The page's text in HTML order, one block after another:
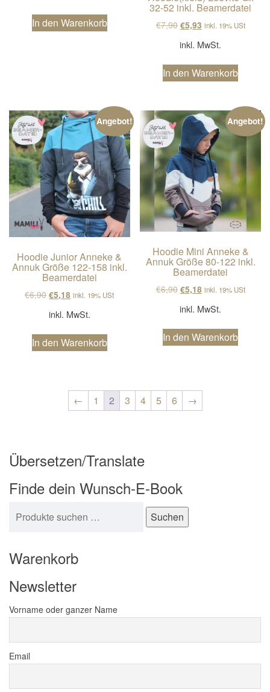
In den Warenkorb
32-52 inkl. Beamerdatei
€7,90 Ursprünglicher Preis
€5,93Aktueller Preis
inkl. 19% USt
inkl. MwSt.
In den Warenkorb
Angebot!
Hoodie Junior Anneke &
Annuk Größe 122-158 inkl.
Beamerdatei
€6,90Ursprünglicher Preis war: €6,90
€5,18 Aktueller Preis ist: €5,18.
inkl. 19% USt
inkl. MwSt.
In den Warenkorb
Angebot!
Hoodie Mini Anneke &
Annuk Größe 80-122 inkl.
Beamerdatei
€6,90 Ursprünglicher Preis
€5,18Aktueller Preis
inkl. 19% USt
inkl. MwSt.
In den Warenkorb
← 1 2 3 4 5 6 →
Übersetzen/Translate
Finde dein Wunsch-E-Book
Suchen
Warenkorb
Newsletter
Vorname oder ganzer Name
Email